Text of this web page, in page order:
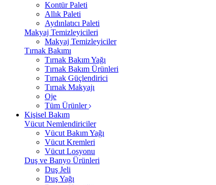
Kontür Paleti
Allık Paleti
Aydınlatıcı Paleti
Makyaj Temizleyicileri
Makyaj Temizleyiciler
Tırnak Bakımı
Tırnak Bakım Yağı
Tırnak Bakım Ürünleri
Tırnak Güçlendirici
Tırnak Makyajı
Oje
Tüm Ürünler
Kişisel Bakım
Vücut Nemlendiriciler
Vücut Bakım Yağı
Vücut Kremleri
Vücut Losyonu
Duş ve Banyo Ürünleri
Duş Jeli
Duş Yağı